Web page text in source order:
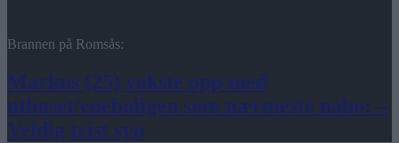
Brannen på Romsås:
Markus (25) vokste opp med
uthuset/eneboligen som nærmeste nabo: –
Veldig trist syn